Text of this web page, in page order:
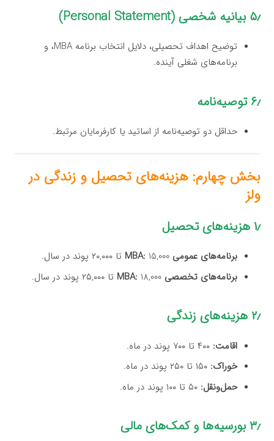
۵٫ بیانیه شخصی (Personal Statement)
توضیح اهداف تحصیلی، دلایل انتخاب برنامه MBA، و
برنامه‌های شغلی آینده.
۶٫ توصیه‌نامه
حداقل دو توصیه‌نامه از اساتید یا کارفرمایان مرتبط.
بخش چهارم: هزینه‌های تحصیل و زندگی در
ولز
۱٫ هزینه‌های تحصیل
برنامه‌های عمومی MBA: 15,000 تا ۲۰,۰۰۰ پوند در سال.
برنامه‌های تخصصی MBA: 18,000 تا ۲۵,۰۰۰ پوند در سال.
۲٫ هزینه‌های زندگی
اقامت:
خوراک:
حمل‌ونقل:
۳٫ بورسیه‌ها و کمک‌های مالی